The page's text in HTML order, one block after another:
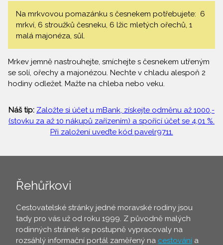
Na mrkvovou pomazánku s česnekem potřebujete: 6
mrkví, 6 stroužků česneku, 6 lžic mletých ořechů, 1
malá majonéza, sůl.
Mrkev jemně nastrouhejte, smíchejte s česnekem utřeným
se solí, ořechy a majonézou. Nechte v chladu alespoň 2
hodiny odležet. Mažte na chleba nebo veku.
Náš tip: Založte si účet u mBank, získejte odměnu až 1000,-
(stovku za až 10 nákupů zařízením) a spořící účet se 4,01 %.
Při založení uveďte kód pavelr9711.
Řehůřkovi
Cestovatelské stránky jedné moravské rodiny jsou
tady pro vás už od roku 1999. Z původně malých
rodinných stránek se postupně vypracovaly na
rozsáhlý informační portál zaměřený na cestování a